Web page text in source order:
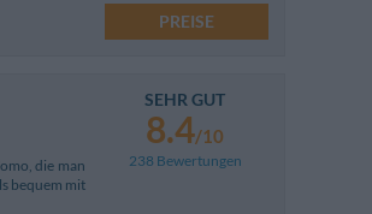
PREISE
die man
bequem mit
SEHR GUT
8.4/10
238 Bewertungen